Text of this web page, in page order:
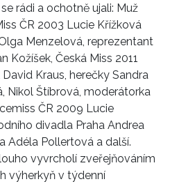
rádi a ochotně ujali: Muž
ČR 2003 Lucie Křížková
Menzelová, reprezentant
Kožíšek, Česká Miss 2011
Kraus, herečky Sandra
Nikol Štíbrová, moderátorka
ČR 2009 Lucie
divadla Praha Andrea
Adéla Pollertová a další.
vyvrcholí zveřejňováním
výherkyň v týdenní